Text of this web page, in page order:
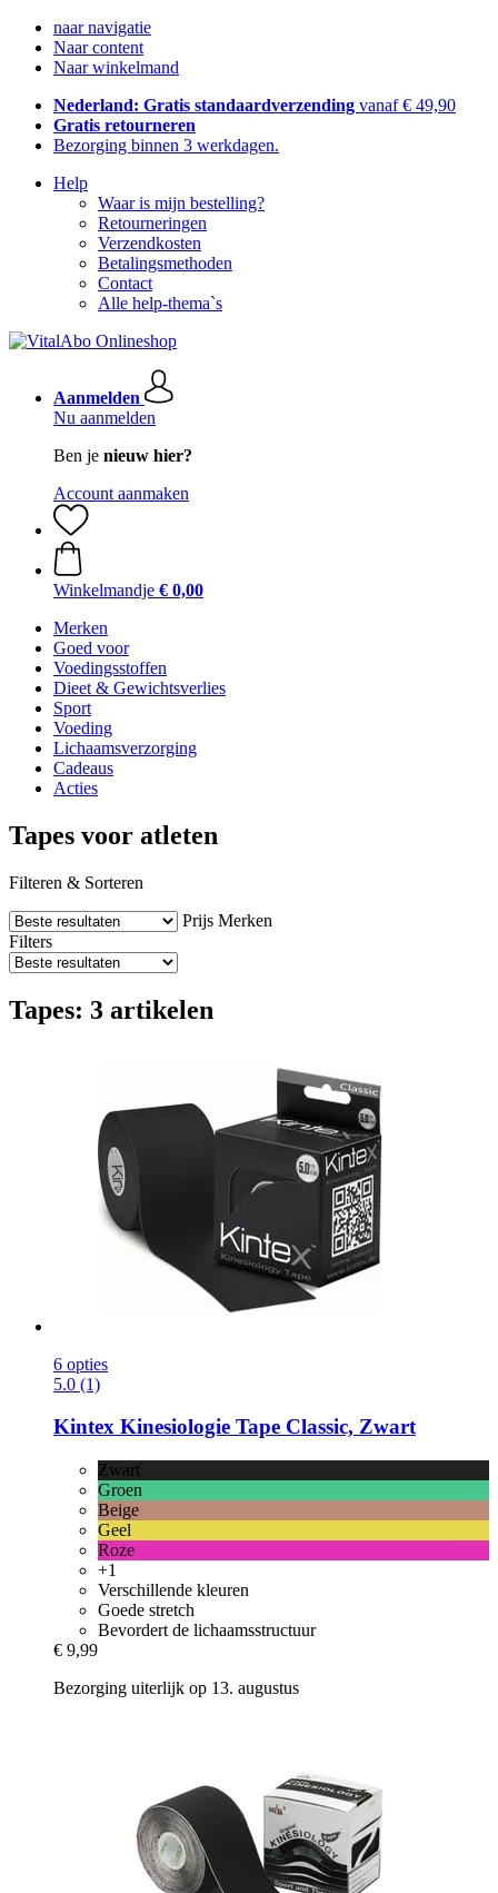
naar navigatie
Naar content
Naar winkelmand
Nederland: Gratis standaardverzending vanaf € 49,90
Gratis retourneren
Bezorging binnen 3 werkdagen.
Help
Waar is mijn bestelling?
Retourneringen
Verzendkosten
Betalingsmethoden
Contact
Alle help-thema`s
Aanmelden
Nu aanmelden
Ben je nieuw hier?
Account aanmaken
Winkelmandje € 0,00
Merken
Goed voor
Voedingsstoffen
Dieet & Gewichtsverlies
Sport
Voeding
Lichaamsverzorging
Cadeaus
Acties
Tapes voor atleten
Filteren & Sorteren
Prijs Merken
Filters
Tapes: 3 artikelen
6 opties
5.0 (1)
Kintex Kinesiologie Tape Classic, Zwart
Zwart
Groen
Beige
Geel
Roze
+1
Verschillende kleuren
Goede stretch
Bevordert de lichaamsstructuur
€ 9,99
Bezorging uiterlijk op 13. augustus